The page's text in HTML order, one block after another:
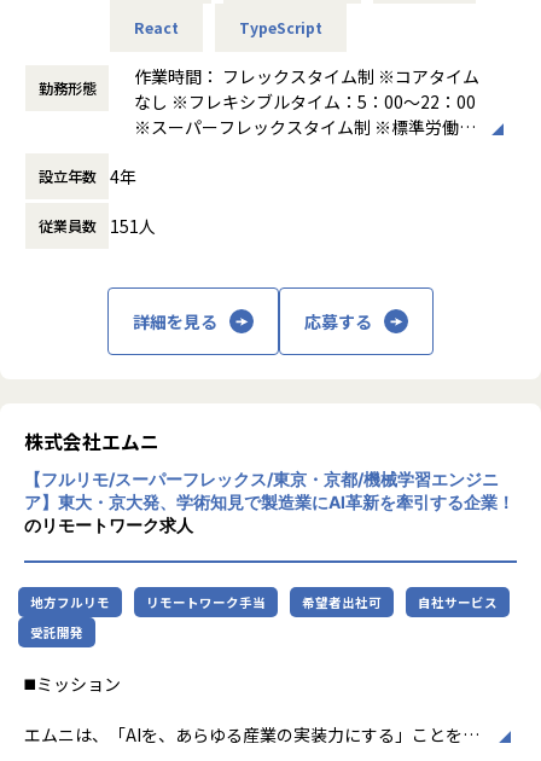
- コードレビュー、設計レビューへの参加
- 既存機能の改善、品質向上、技術負債の解消
◼️開発テーマ例
- 製造業向けAI業務支援アプリケーション
- LLM/RAGを活用したナレッジ検索・文書生成システム
- 画像認識・異常検知・分類モデルを組み込んだ業務支援シ
- AIエージェントを活用した業務自動化アプリケーション
【業務の変更の範囲】
無
◼️仕事のやりがい
エムニでは、生成AI・LLMを活用した業務変革の最前線で、
技術選定からプロトタイピング、実装、改善、運用まで一気
通貫で関わることができます。
書、問い合わせ履歴、熟練者のナレッジなど、多様かつ複雑
G、AIエージェントと組み合わせ、実務で使えるプロダク
どのように解くのか」まで踏み込み、顧客やビジネスサイド
と連携しながら価値を形にできる環境です。
入社後は、シニアエンジニアやPMと連携しながら、LLM・R
AG・AIエージェントを活用したAIシステムの実装、技術検
証、精度改善を中心にお任せします。
まずは担当機能の開発やプロンプト設計、データ処理、評価
検証などから関わっていただき、徐々に顧客課題の理解、技
術設計、要件定義にも挑戦していただきます。
◼️業務内容
- LLM APIを用いた機能開発
- プロンプト設計・検証
React TypeScript
勤務形態
作業時間： フレックスタイム制 ※コアタイム
なし ※フレキシブルタイム：5：00～22：00
※スーパーフレックスタイム制 ※標準労働時
前後
時間外労働の有無： 有（月平均20時間～30
設立年数 4年
従業員数 151人
詳細を見る 応募する
株式会社エムニ
【フルリモ/スーパーフレックス/東京・京都/機械学習エンジニ
ア】東大・京大発、学術知見で製造業にAI革新を牽引する企業！
のリモートワーク求人
地方フルリモ リモートワーク手当 希望者出社可
自社サービス
受託開発
◼️ミッション
エムニは、「AIを、あらゆる産業の実装力にする」ことを目